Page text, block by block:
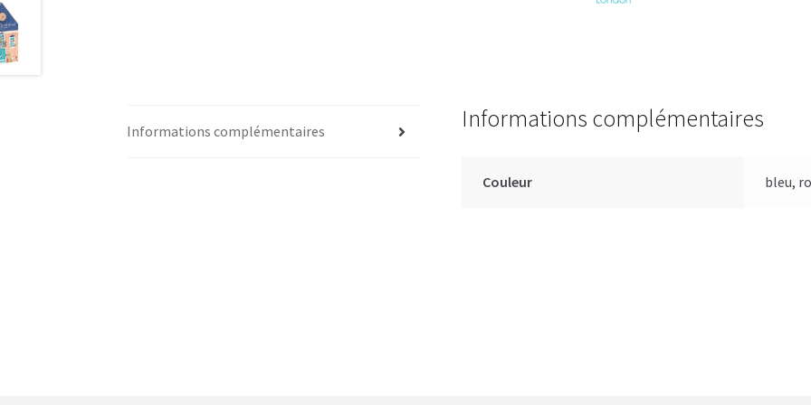
Informations complémentaires Informations complémentaires
Couleur bleu,